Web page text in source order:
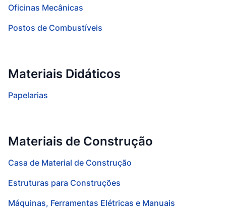
Oficinas Mecânicas
Postos de Combustíveis
Materiais Didáticos
Papelarias
Materiais de Construção
Casa de Material de Construção
Estruturas para Construções
Máquinas, Ferramentas Elétricas e Manuais